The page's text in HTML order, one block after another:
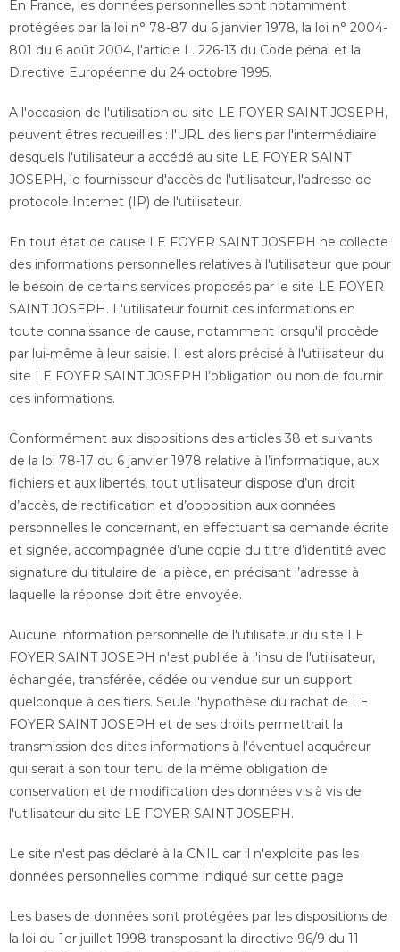
En France, les données personnelles sont notamment
protégées par la loi n° 78-87 du 6 janvier 1978, la loi n° 2004-
801 du 6 août 2004, l'article L. 226-13 du Code pénal et la
Directive Européenne du 24 octobre 1995.
A l'occasion de l'utilisation du site LE FOYER SAINT JOSEPH,
peuvent êtres recueillies : l'URL des liens par l'intermédiaire
desquels l'utilisateur a accédé au site LE FOYER SAINT
JOSEPH, le fournisseur d'accès de l'utilisateur, l'adresse de
protocole Internet (IP) de l'utilisateur.
En tout état de cause LE FOYER SAINT JOSEPH ne collecte
des informations personnelles relatives à l'utilisateur que pour
le besoin de certains services proposés par le site LE FOYER
SAINT JOSEPH. L'utilisateur fournit ces informations en
toute connaissance de cause, notamment lorsqu'il procède
par lui-même à leur saisie. Il est alors précisé à l'utilisateur du
site LE FOYER SAINT JOSEPH l’obligation ou non de fournir
ces informations.
Conformément aux dispositions des articles 38 et suivants
de la loi 78-17 du 6 janvier 1978 relative à l’informatique, aux
fichiers et aux libertés, tout utilisateur dispose d’un droit
d’accès, de rectification et d’opposition aux données
personnelles le concernant, en effectuant sa demande écrite
et signée, accompagnée d’une copie du titre d’identité avec
signature du titulaire de la pièce, en précisant l’adresse à
laquelle la réponse doit être envoyée.
Aucune information personnelle de l'utilisateur du site LE
FOYER SAINT JOSEPH n'est publiée à l'insu de l'utilisateur,
échangée, transférée, cédée ou vendue sur un support
quelconque à des tiers. Seule l'hypothèse du rachat de LE
FOYER SAINT JOSEPH et de ses droits permettrait la
transmission des dites informations à l'éventuel acquéreur
qui serait à son tour tenu de la même obligation de
conservation et de modification des données vis à vis de
l'utilisateur du site LE FOYER SAINT JOSEPH.
Le site n'est pas déclaré à la CNIL car il n'exploite pas les
données personnelles comme indiqué sur cette page
Les bases de données sont protégées par les dispositions de
la loi du 1er juillet 1998 transposant la directive 96/9 du 11